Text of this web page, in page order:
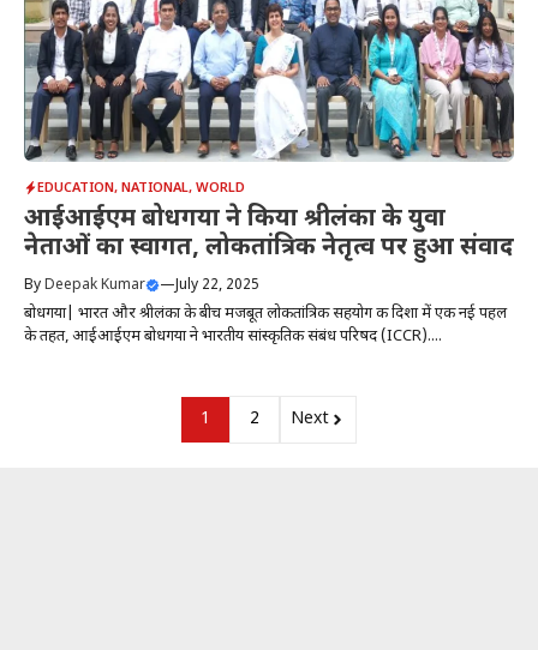
EDUCATION, NATIONAL, WORLD
आईआईएम बोधगया ने किया श्रीलंका के युवा
नेताओं का स्वागत, लोकतांत्रिक नेतृत्व पर हुआ संवाद
ByDeepak Kumar — July 22, 2025
बोधगया| भारत और श्रीलंका के बीच मजबूत लोकतांत्रिक सहयोग की दिशा में एक नई पहल
के तहत, आईआईएम बोधगया ने भारतीय सांस्कृतिक संबंध परिषद (ICCR)....
1 2 Next